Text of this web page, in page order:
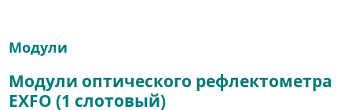
Модули
Модули оптического рефлектометра
EXFO (1 слотовый)